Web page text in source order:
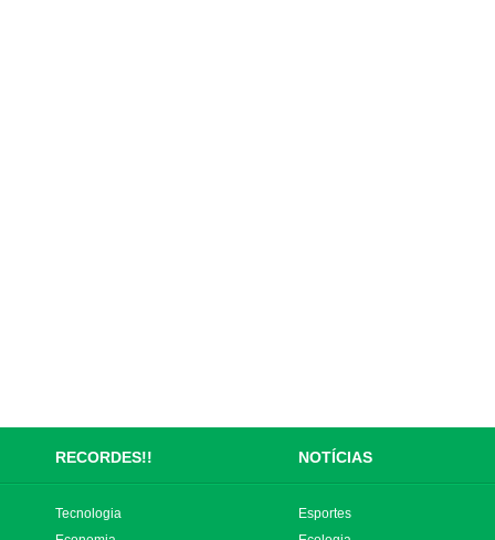
RECORDES!! NOTÍCIAS
Tecnologia
Esportes